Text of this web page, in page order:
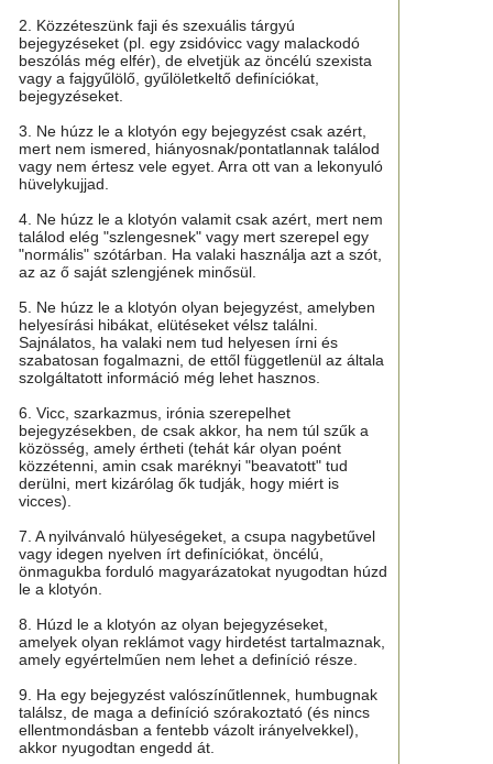
2. Közzéteszünk faji és szexuális tárgyú
bejegyzéseket (pl. egy zsidóvicc vagy malackodó
beszólás még elfér), de elvetjük az öncélú szexista
vagy a fajgyűlölő, gyűlöletkeltő definíciókat,
bejegyzéseket.
3. Ne húzz le a klotyón egy bejegyzést csak azért,
mert nem ismered, hiányosnak/pontatlannak találod
vagy nem értesz vele egyet. Arra ott van a lekonyuló
hüvelykujjad.
4. Ne húzz le a klotyón valamit csak azért, mert nem
találod elég "szlengesnek" vagy mert szerepel egy
"normális" szótárban. Ha valaki használja azt a szót,
az az ő saját szlengjének minősül.
5. Ne húzz le a klotyón olyan bejegyzést, amelyben
helyesírási hibákat, elütéseket vélsz találni.
Sajnálatos, ha valaki nem tud helyesen írni és
szabatosan fogalmazni, de ettől függetlenül az általa
szolgáltatott információ még lehet hasznos.
6. Vicc, szarkazmus, irónia szerepelhet
bejegyzésekben, de csak akkor, ha nem túl szűk a
közösség, amely értheti (tehát kár olyan poént
közzétenni, amin csak maréknyi "beavatott" tud
derülni, mert kizárólag ők tudják, hogy miért is
vicces).
7. A nyilvánvaló hülyeségeket, a csupa nagybetűvel
vagy idegen nyelven írt definíciókat, öncélú,
önmagukba forduló magyarázatokat nyugodtan húzd
le a klotyón.
8. Húzd le a klotyón az olyan bejegyzéseket,
amelyek olyan reklámot vagy hirdetést tartalmaznak,
amely egyértelműen nem lehet a definíció része.
9. Ha egy bejegyzést valószínűtlennek, humbugnak
találsz, de maga a definíció szórakoztató (és nincs
ellentmondásban a fentebb vázolt irányelvekkel),
akkor nyugodtan engedd át.